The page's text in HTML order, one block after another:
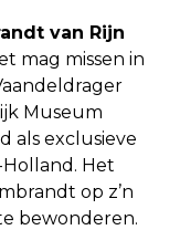
van Rijn
mag missen in
Museum
als exclusieve
Het
op z’n
bewonderen.